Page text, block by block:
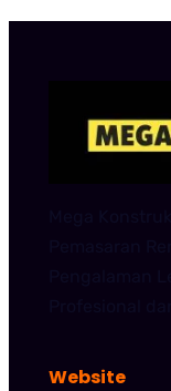
Website